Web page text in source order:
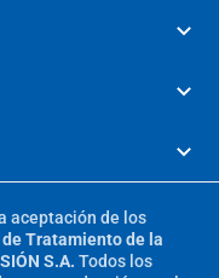
aceptación de los
Tratamiento de la
S.A. Todos los